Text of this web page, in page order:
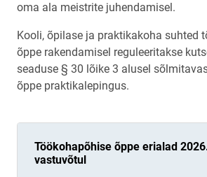
oma ala meistrite juhendamisel.
Kooli, õpilase ja praktikakoha suhted
õppe rakendamisel reguleeritakse
seaduse § 30 lõike 3 alusel
õppe praktikalepingus.
Töökohapõhise õppe erialad
vastuvõtul